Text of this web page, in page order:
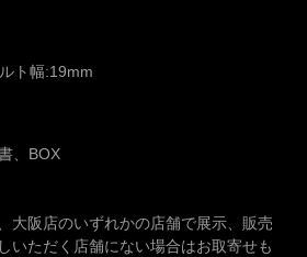
ト幅:19mm
、BOX
大阪店のいずれかの店舗で展示、販売
いただく店舗にない場合はお取寄せも